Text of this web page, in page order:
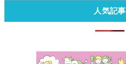
人気記事